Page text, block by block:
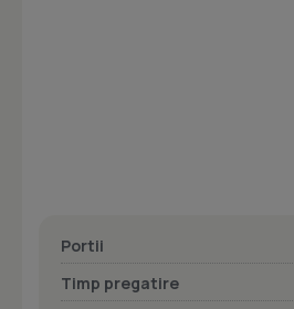
Portii
Timp pregatire